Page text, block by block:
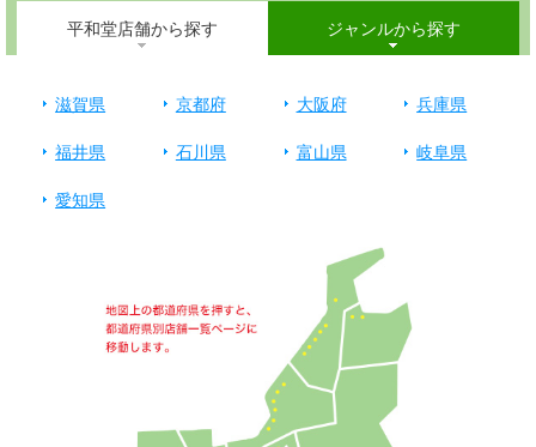
平和堂店舗から探す ジャンルから探す
滋賀県 京都府 大阪府
兵庫県
福井県
石川県 富山県
岐阜県
愛知県